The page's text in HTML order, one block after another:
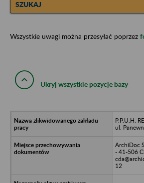
SZUKAJ
Wszystkie uwagi można przesyłać poprzez
Ukryj wszystkie pozycje bazy
P.P.U.H.
ul.
ArchiDoc
- 41-506
12